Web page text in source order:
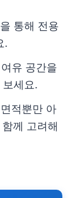
통해 전용
.
유 공간을
세요.
적뿐만 아
께 고려해